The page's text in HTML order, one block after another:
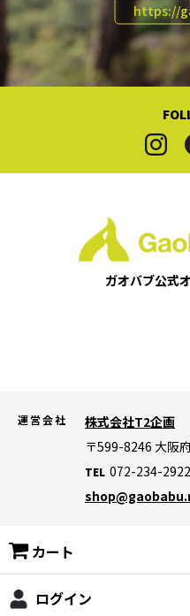
マリンレジャー
スポーツ観戦・応援
【災害対策】コンロ・熱源
【災害対策】クーラー・ジャグ
【災害対策】保存食・保存飲料
【災害対策】非常用トイレ
【災害対策】生活用品・その他
【災害対策】暑さ対策・冷却グ
https://
ガオバブ公式
運営会社
株式会社T2企画
〒599-8246 大阪
TEL 072-234-2922
ログイン
カート